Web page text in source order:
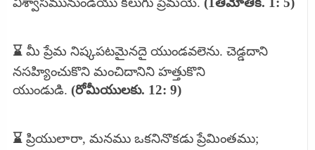
⌛ మీ ప్రేమ నిష్కపటమైనదై యుండవలెను. చెడ్డదాని
నసహ్యించుకొని మంచిదానిని హత్తుకొని
యుండుడి. (రోమీయులకు. 12: 9)
⌛ ప్రియులారా, మనము ఒకనినొకడు ప్రేమింతము;